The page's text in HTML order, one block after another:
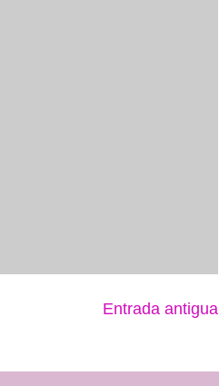
Entrada antigua